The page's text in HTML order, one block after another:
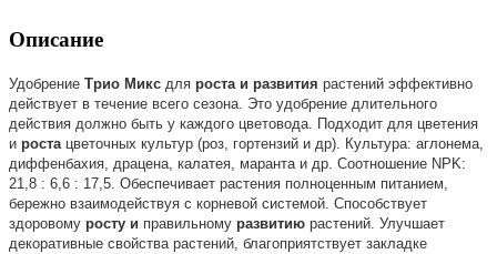
Описание
Удобрение Трио Микс для роста и развития растений эффективно
действует в течение всего сезона. Это удобрение длительного
действия должно быть у каждого цветовода. Подходит для цветения
и ростацветочных культур (роз, гортензий и др). Культура: аглонема,
диффенбахия, драцена, калатея, маранта и др. Соотношение NPK:
21,8 : 6,6 : 17,5. Обеспечивает растения полноценным питанием,
бережно взаимодействуя с корневой системой. Способствует
здоровому росту и правильному развитию растений. Улучшает
декоративные свойства растений, благоприятствует закладке